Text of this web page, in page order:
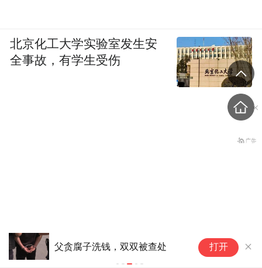
父贪腐子洗钱，双双被查处
防
打开
北京化工大学实验室发生安
全事故，有学生受伤
卡塔尔官员放话，油价两天